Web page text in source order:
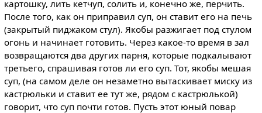
картошку, лить кетчуп, солить и, конечно же, перчить.
После того, как он приправил суп, он ставит его на печь
(закрытый пиджаком стул). Якобы разжигает под стулом
огонь и начинает готовить. Через какое-то время в зал
возвращаются два других парня, которые подкалывают
третьего, спрашивая готов ли его суп. Тот, якобы мешая
суп, (на самом деле он незаметно вытаскивает миску из
кастрюльки и ставит ее тут же, рядом с кастрюлькой)
говорит, что суп почти готов. Пусть этот юный повар